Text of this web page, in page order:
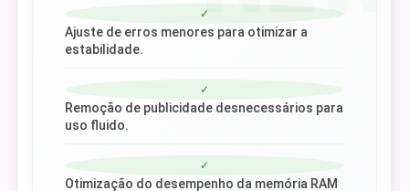
✓
Ajuste de erros menores para otimizar a
estabilidade.
✓
Remoção de publicidade desnecessários para
uso fluido.
✓
Otimização do desempenho da memória RAM